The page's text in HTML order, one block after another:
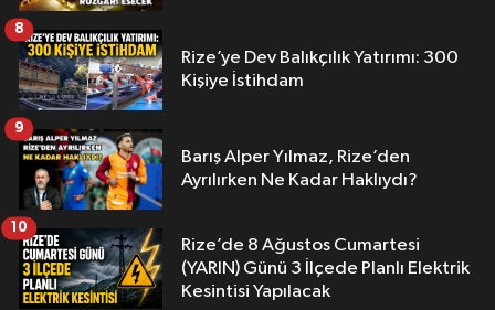
Rize’ye Dev Balıkçılık Yatırımı: 300
Kişiye İstihdam
8
Barış Alper Yılmaz, Rize’den
Ayrılırken Ne Kadar Haklıydı?
9
Rize’de 8 Ağustos Cumartesi
(YARIN) Günü 3 İlçede Planlı Elektrik
Kesintisi Yapılacak
10